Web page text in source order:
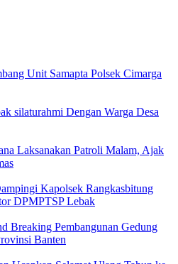
Unit Samapta Polsek Cimarga
silaturahmi Dengan Warga Desa
Laksanakan Patroli Malam, Ajak
Kapolsek Rangkasbitung
DPMPTSP Lebak
Breaking Pembangunan Gedung
Banten